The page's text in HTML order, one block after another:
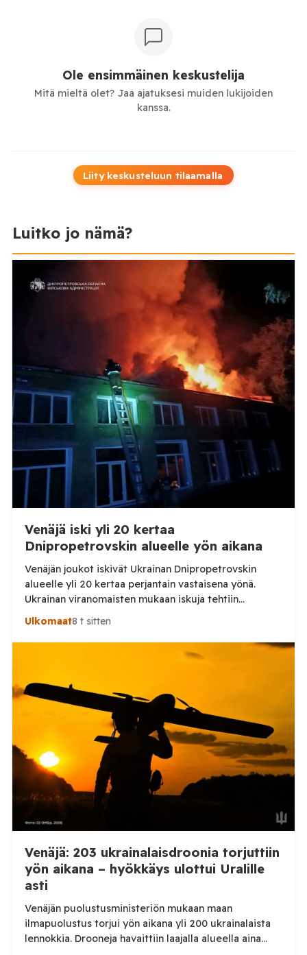
Ole ensimmäinen keskustelija
Mitä mieltä olet? Jaa ajatuksesi muiden lukijoiden
kanssa.
Liity keskusteluun tilaamalla
Luitko jo nämä?
Venäjä iski yli 20 kertaa
Dnipropetrovskin alueelle yön aikana
Venäjän joukot iskivät Ukrainan Dnipropetrovskin
alueelle yli 20 kertaa perjantain vastaisena yönä.
Ukrainan viranomaisten mukaan iskuja tehtiin
drooneilla ja tykistöllä viidelle eri alueelle.
alueellisen sotilashallinnon johtaja Oleksandr Hanzha
kertoi perjantaiaamuna 7. elokuuta julkaisemassaan
hyökkäsivät yön aikana yli 20 kertaa viidelle alueelle.
Nikopolin alueella iskuja kohdistui Nikopolin
kaupunkiin sekä […]
Ulkomaat8 t sitten
Venäjä: 203 ukrainalaisdroonia torjuttiin
yön aikana – hyökkäys ulottui Uralille
asti
Venäjän puolustusministeriön mukaan maan
ilmapuolustus torjui yön aikana yli 200 ukrainalaista
lennokkia. Drooneja havaittiin laajalla alueella aina